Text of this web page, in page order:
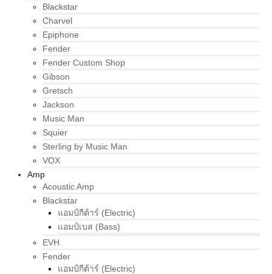
Blackstar
Charvel
Epiphone
Fender
Fender Custom Shop
Gibson
Gretsch
Jackson
Music Man
Squier
Sterling by Music Man
VOX
Amp
Acoustic Amp
Blackstar
แอมป์กีต้าร์ (Electric)
แอมป์เบส (Bass)
EVH
Fender
แอมป์กีต้าร์ (Electric)